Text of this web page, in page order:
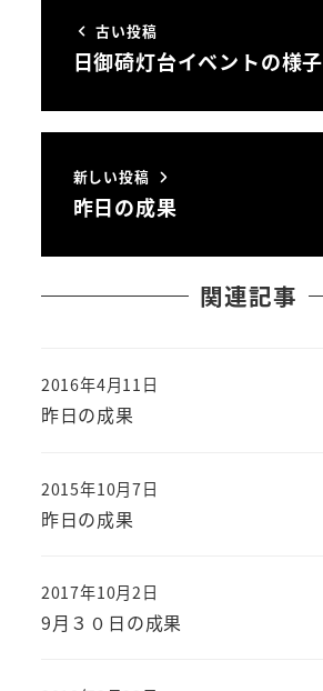
古い投稿
日御碕灯台イベントの様子
新しい投稿
昨日の成果
関連記事
昨日の成果
投稿日
2016年4月11日
昨日の成果
投稿日
2015年10月7日
9月３０日の成果
投稿日
2017年10月2日